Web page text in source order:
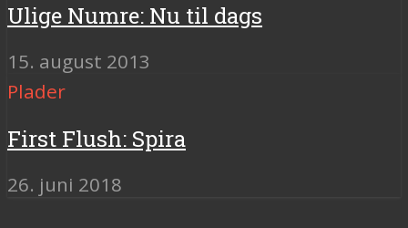
Ulige Numre: Nu til dags
15. august 2013
Plader
First Flush: Spira
26. juni 2018